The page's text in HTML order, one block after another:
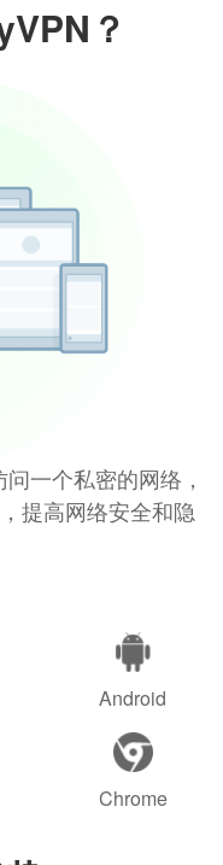
？
一个私密的网络，
提高网络安全和隐
Android
Chrome